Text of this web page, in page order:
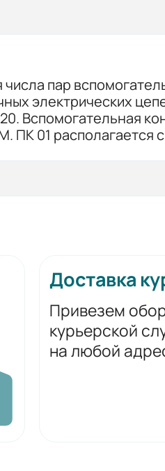
пар
электрических
20. Вспомогательная
ПК 01
Доставка
Привезем
курьерской
на любой